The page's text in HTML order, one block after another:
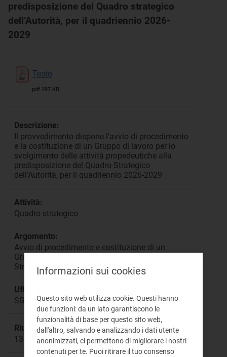
predisposizione del Quadro strategico
dell’Autorità, per il quadriennio 2026-
2029
Testo
pdf 297 KB
Descrizione:
Il provvedimento dispone l'avvio di procedimento
e la costituzione di un Gruppo di lavoro per lo
svolgimento delle attività propedeutiche alla
predisposizione del Quadro Strategico
dell’Autorità, per il quadriennio 2026-2029
Attività:
Quadro strategico
Argomento:
Avvio di procedimento e costituzione di un
Gruppo di lavoro per l’adozione del Quadro
Strategico 2026-2029
Ufficio responsabile:
SGE
Riunione:
1386a
Informazioni sui cookies
Questo sito web utilizza cookie. Questi hanno
due funzioni: da un lato garantiscono le
funzionalità di base per questo sito web,
dall'altro, salvando e analizzando i dati utente
anonimizzati, ci permettono di migliorare i nostri
contenuti per te. Puoi ritirare il tuo consenso